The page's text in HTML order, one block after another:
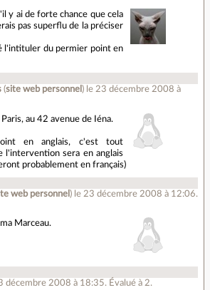
y ai de forte chance que cela
pas superflu de la préciser
l'intituler du permier point en
(site web personnel ) le 23 décembre 2008 à
au 42 avenue de Iéna.
en anglais, c'est tout
l'intervention sera en anglais
probablement en français)
web personnel ) le 23 décembre 2008 à 12:06.
Marceau.
décembre 2008 à 18:35. Évalué à 2.